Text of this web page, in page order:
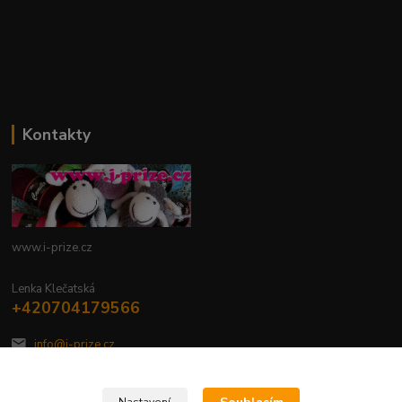
Kontakty
www.i-prize.cz
Lenka Klečatská
+420704179566
info@i-prize.cz